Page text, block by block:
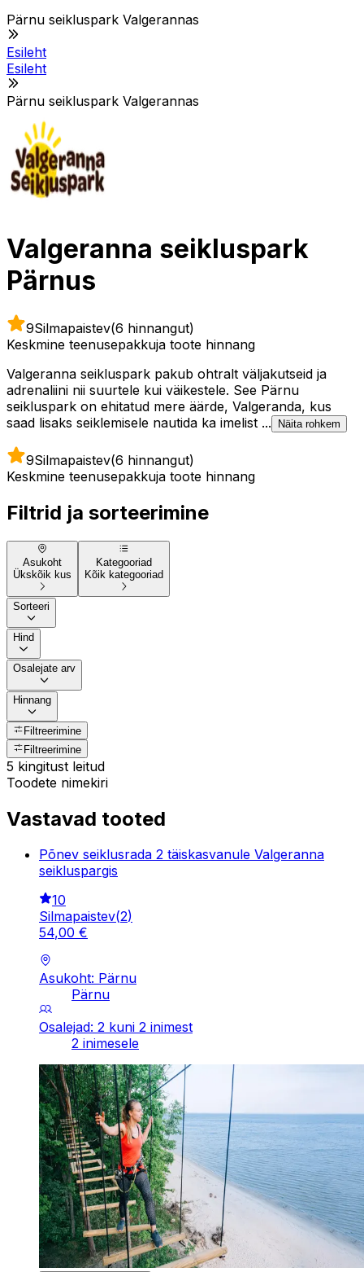
Pärnu seikluspark Valgerannas
Esileht
Esileht
Pärnu seikluspark Valgerannas
Valgeranna seikluspark
Pärnus
9Silmapaistev(6 hinnangut)
Keskmine teenusepakkuja toote hinnang
Valgeranna seikluspark pakub ohtralt väljakutseid ja
adrenaliini nii suurtele kui väikestele. See Pärnu
seikluspark on ehitatud mere äärde, Valgeranda, kus
saad lisaks seiklemisele nautida ka imelist ...
Näita rohkem
9Silmapaistev(6 hinnangut)
Keskmine teenusepakkuja toote hinnang
Filtrid ja sorteerimine
Asukoht
Ükskõik kus
Kategooriad
Kõik kategooriad
Sorteeri
Hind
Osalejate arv
Hinnang
Filtreerimine
Filtreerimine
5 kingitust leitud
Toodete nimekiri
Vastavad tooted
Põnev seiklusrada 2 täiskasvanule Valgeranna
seikluspargis
10
Silmapaistev(2)
54,00 €
Asukoht: Pärnu
Pärnu
Osalejad: 2 kuni 2 inimest
2 inimesele